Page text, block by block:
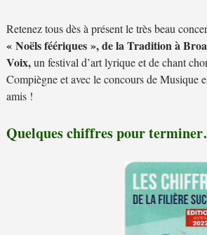
Retenez tous dès à présent le très beau
« Noëls féériques », de la Tradition à
Voix,un festival d’art lyrique et de chant
Compiègne et avec le concours de Musique
amis !
Quelques chiffres pour